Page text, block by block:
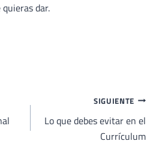
dar.
SIGUIENTE
Lo que debes evitar en el
Currículum